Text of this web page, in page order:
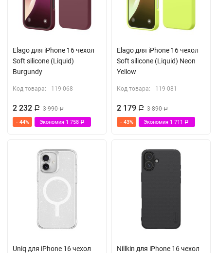
Elago для iPhone 16 чехол
Soft silicone (Liquid)
Burgundy
Код товара: 119-068
2 232 Р 3 990Р
- 44% Экономия 1 758 Р
Elago для iPhone 16 чехол
Soft silicone (Liquid) Neon
Yellow
Код товара: 119-081
2 179 Р 3 890Р
- 43% Экономия 1 711 Р
Uniq для iPhone 16 чехол
Nillkin для iPhone 16 чехол